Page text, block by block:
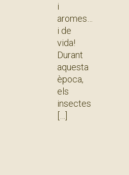
i
aromes…
i de
vida!
Durant
aquesta
època,
els
insectes